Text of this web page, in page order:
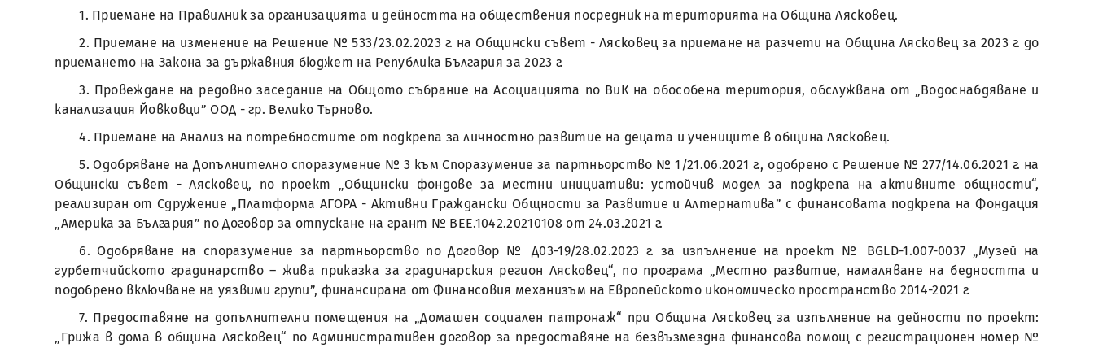
1. Приемане на Правилник за организацията и дейността на обществения посредник на територията на Община Лясковец.
2. Приемане на изменение на Решение № 533/23.02.2023 г. на Общински съвет - Лясковец за приемане на разчети на Община Лясковец за 2023 г. до
приемането на Закона за държавния бюджет на Република България за 2023 г.
3. Провеждане на редовно заседание на Общото събрание на Асоциацията по ВиК на обособена територия, обслужвана от „Водоснабдяване и
канализация Йовковци” ООД - гр. Велико Търново.
4. Приемане на Анализ на потребностите от подкрепа за личностно развитие на децата и учениците в община Лясковец.
5. Одобряване на Допълнително споразумение № 3 към Споразумение за партньорство № 1/21.06.2021 г., одобрено с Решение № 277/14.06.2021 г. на
Общински съвет - Лясковец, по проект „Общински фондове за местни инициативи: устойчив модел за подкрепа на активните общности“,
реализиран от Сдружение „Платформа АГОРА - Активни Граждански Общности за Развитие и Алтернатива” с финансовата подкрепа на Фондация
„Америка за България” по Договор за отпускане на грант № BEE.1042.20210108 от 24.03.2021 г.
6. Одобряване на споразумение за партньорство по Договор № Д03-19/28.02.2023 г. за изпълнение на проект № BGLD-1.007-0037 „Музей на
гурбетчийското градинарство – жива приказка за градинарския регион Лясковец“, по програма „Местно развитие, намаляване на бедността и
подобрено включване на уязвими групи”, финансирана от Финансовия механизъм на Европейското икономическо пространство 2014-2021 г.
7. Предоставяне на допълнителни помещения на „Домашен социален патронаж“ при Община Лясковец за изпълнение на дейности по проект:
„Грижа в дома в община Лясковец“ по Административен договор за предоставяне на безвъзмездна финансова помощ с регистрационен номер №